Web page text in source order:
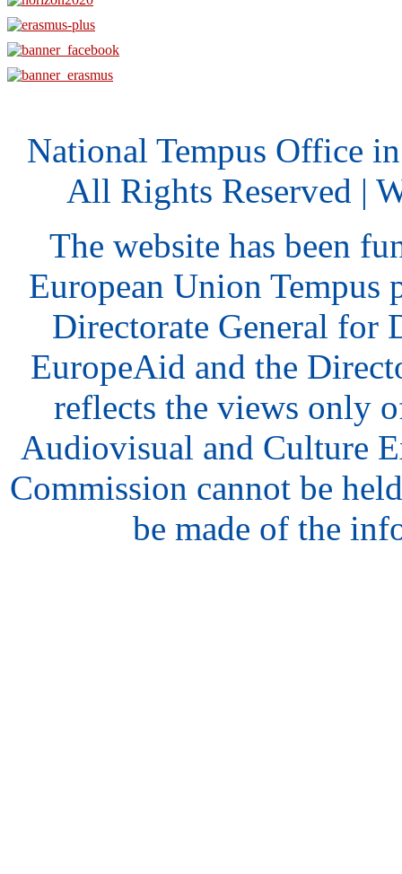
National Tempus Office
All Rights Reserved |
The website has been
European Union Tempus
Directorate General for
EuropeAid and the
reflects the views only
Audiovisual and Culture
Commission cannot be
be made of the